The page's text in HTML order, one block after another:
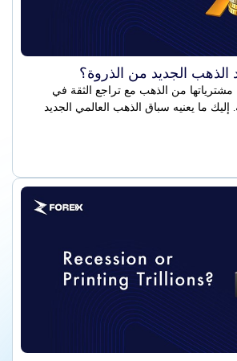
الجديد من الذروة؟
مشترياتها من الذهب مع تراجع الثقة في
إليك ما يعنيه سباق الذهب العالمي الجديد